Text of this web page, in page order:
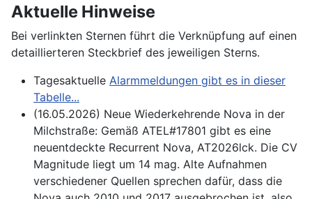
Aktuelle Hinweise
Bei verlinkten Sternen führt die Verknüpfung auf einen
detaillierteren Steckbrief des jeweiligen Sterns.
Tagesaktuelle Alarmmeldungen gibt es in dieser
Tabelle...
(16.05.2026) Neue Wiederkehrende Nova in der
Milchstraße: Gemäß ATEL#17801 gibt es eine
neuentdeckte Recurrent Nova, AT2026lck. Die CV
Magnitude liegt um 14 mag. Alte Aufnahmen
verschiedener Quellen sprechen dafür, dass die